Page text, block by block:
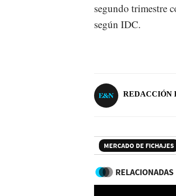
segundo trimestre
según IDC.
REDACCIÓN
MERCADO DE FICHAJES
RELACIONADAS